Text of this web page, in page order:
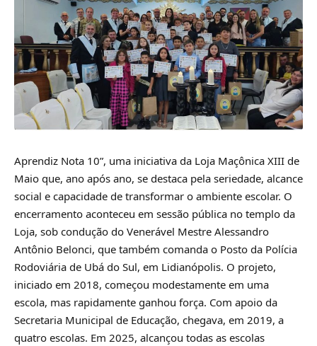
Aprendiz Nota 10”, uma iniciativa da Loja Maçônica XIII de
Maio que, ano após ano, se destaca pela seriedade, alcance
social e capacidade de transformar o ambiente escolar. O
encerramento aconteceu em sessão pública no templo da
Loja, sob condução do Venerável Mestre Alessandro
Antônio Belonci, que também comanda o Posto da Polícia
Rodoviária de Ubá do Sul, em Lidianópolis. O projeto,
iniciado em 2018, começou modestamente em uma
escola, mas rapidamente ganhou força. Com apoio da
Secretaria Municipal de Educação, chegava, em 2019, a
quatro escolas. Em 2025, alcançou todas as escolas